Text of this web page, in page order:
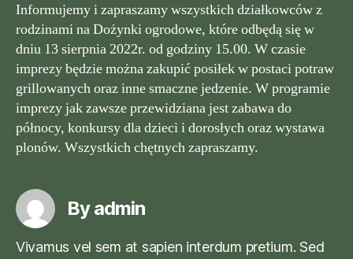
Informujemy i zapraszamy wszystkich działkowców z
rodzinami na Dożynki ogrodowe, które odbędą się w
dniu 13 sierpnia 2022r. od godziny 15.00. W czasie
imprezy będzie można zakupić posiłek w postaci potraw
grillowanych oraz inne smaczne jedzenie. W programie
imprezy jak zawsze przewidziana jest zabawa do
północy, konkursy dla dzieci i dorosłych oraz wystawa
plonów. Wszystkich chętnych zapraszamy.
By admin
Vivamus vel sem at sapien interdum pretium. Sed